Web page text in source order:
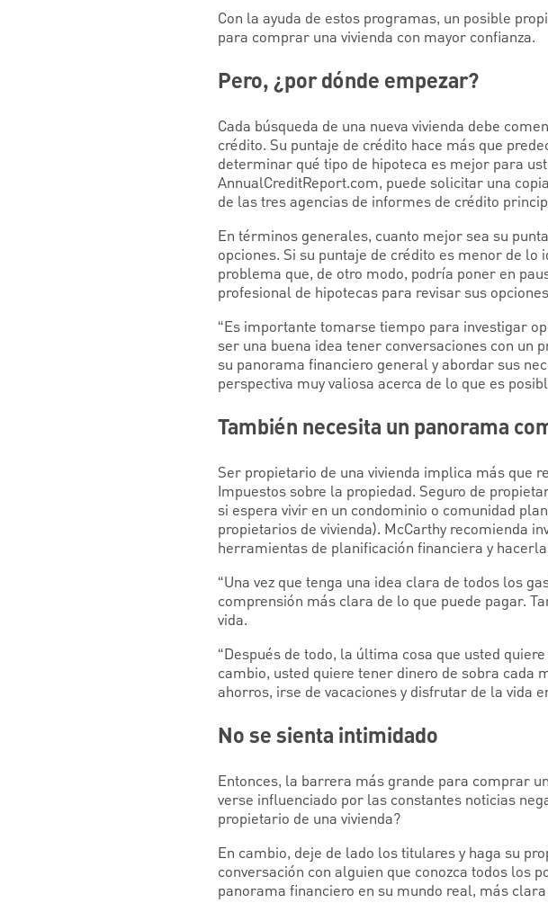
Con la ayuda de estos programas, un posible
para comprar una vivienda con mayor confianza.
Pero, ¿por dónde empezar?
Cada búsqueda de una nueva vivienda debe
crédito. Su puntaje de crédito hace más que
determinar qué tipo de hipoteca es mejor para
AnnualCreditReport.com, puede solicitar una
de las tres agencias de informes de crédito
En términos generales, cuanto mejor sea su
opciones. Si su puntaje de crédito es menor de
problema que, de otro modo, podría poner en
profesional de hipotecas para revisar sus
“Es importante tomarse tiempo para investigar
ser una buena idea tener conversaciones con un
su panorama financiero general y abordar sus
perspectiva muy valiosa acerca de lo que es
También necesita un panorama
Ser propietario de una vivienda implica más que
Impuestos sobre la propiedad. Seguro de
si espera vivir en un condominio o comunidad
propietarios de vivienda). McCarthy recomienda
herramientas de planificación financiera y
“Una vez que tenga una idea clara de todos los
comprensión más clara de lo que puede pagar.
vida.
“Después de todo, la última cosa que usted
cambio, usted quiere tener dinero de sobra cada
ahorros, irse de vacaciones y disfrutar de la vida
No se sienta intimidado
Entonces, la barrera más grande para comprar
verse influenciado por las constantes noticias
propietario de una vivienda?
En cambio, deje de lado los titulares y haga su
conversación con alguien que conozca todos los
panorama financiero en su mundo real, más